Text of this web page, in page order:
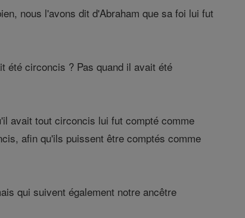
nous l'avons dit d'Abraham que sa foi lui fut
été circoncis ? Pas quand il avait été
avait tout circoncis lui fut compté comme
afin qu'ils puissent être comptés comme
qui suivent également notre ancêtre